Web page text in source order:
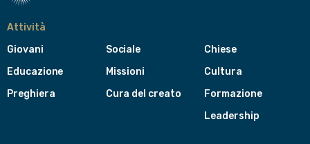
Attività
Giovani
Educazione
Preghiera
Sociale
Missioni
Cura del creato
Chiese
Cultura
Formazione
Leadership